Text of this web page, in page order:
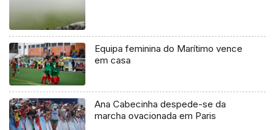
Equipa feminina do Marítimo vence
em casa
Ana Cabecinha despede-se da
marcha ovacionada em Paris